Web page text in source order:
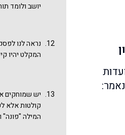
כשהיה דיון
יושב ולומד
לעניינינו
ערי מקלט,
קולטים")
מקלט "קולטת"
ולימוד נוסף.
הראנו שגם
נראה לנו
המקלט יהיו
יש שמוחקים
קולטות אלא
המילה